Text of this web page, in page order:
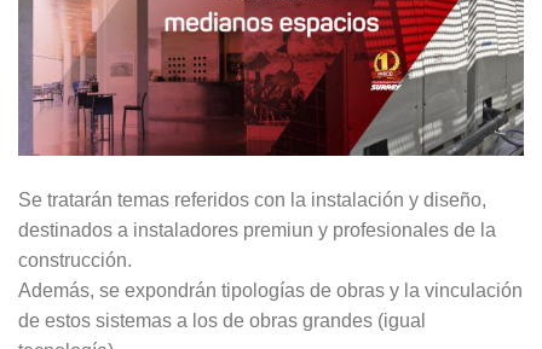
Se tratarán temas referidos con la instalación y diseño,
destinados a instaladores premiun y profesionales de la
construcción.
Además, se expondrán tipologías de obras y la vinculación
de estos sistemas a los de obras grandes (igual